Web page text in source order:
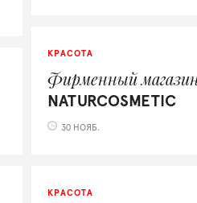
КРАСОТА
Фирменный
NATURCOSMETIC
30 НОЯБ.
КРАСОТА